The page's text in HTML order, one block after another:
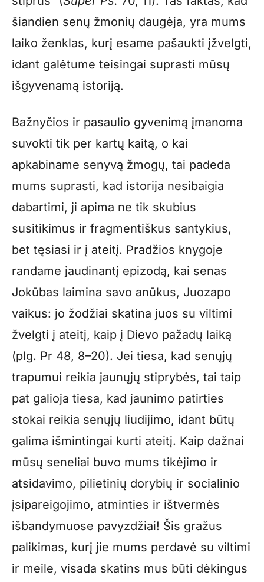
šiandien senų žmonių daugėja, yra mums
laiko ženklas, kurį esame pašaukti įžvelgti,
idant galėtume teisingai suprasti mūsų
išgyvenamą istoriją.
Bažnyčios ir pasaulio gyvenimą įmanoma
suvokti tik per kartų kaitą, o kai
apkabiname senyvą žmogų, tai padeda
mums suprasti, kad istorija nesibaigia
dabartimi, ji apima ne tik skubius
susitikimus ir fragmentiškus santykius,
bet tęsiasi ir į ateitį. Pradžios knygoje
randame jaudinantį epizodą, kai senas
Jokūbas laimina savo anūkus, Juozapo
vaikus: jo žodžiai skatina juos su viltimi
žvelgti į ateitį, kaip į Dievo pažadų laiką
(plg. Pr 48, 8–20). Jei tiesa, kad senųjų
trapumui reikia jaunųjų stiprybės, tai taip
pat galioja tiesa, kad jaunimo patirties
stokai reikia senųjų liudijimo, idant būtų
galima išmintingai kurti ateitį. Kaip dažnai
mūsų seneliai buvo mums tikėjimo ir
atsidavimo, pilietinių dorybių ir socialinio
įsipareigojimo, atminties ir ištvermės
išbandymuose pavyzdžiai! Šis gražus
palikimas, kurį jie mums perdavė su viltimi
ir meile, visada skatins mus būti dėkingus